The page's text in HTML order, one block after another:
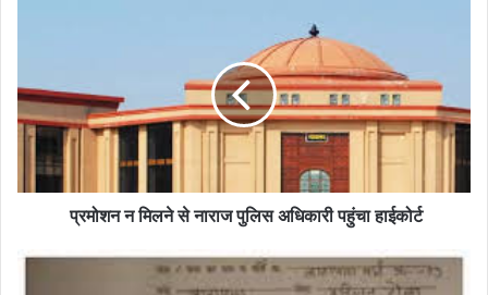
नाराज
पुलिस
अधिकारी
पहुंचा
हाईकोर्ट
प्रमोशन न मिलने से नाराज पुलिस अधिकारी पहुंचा हाईकोर्ट
आंगनबाड़ी